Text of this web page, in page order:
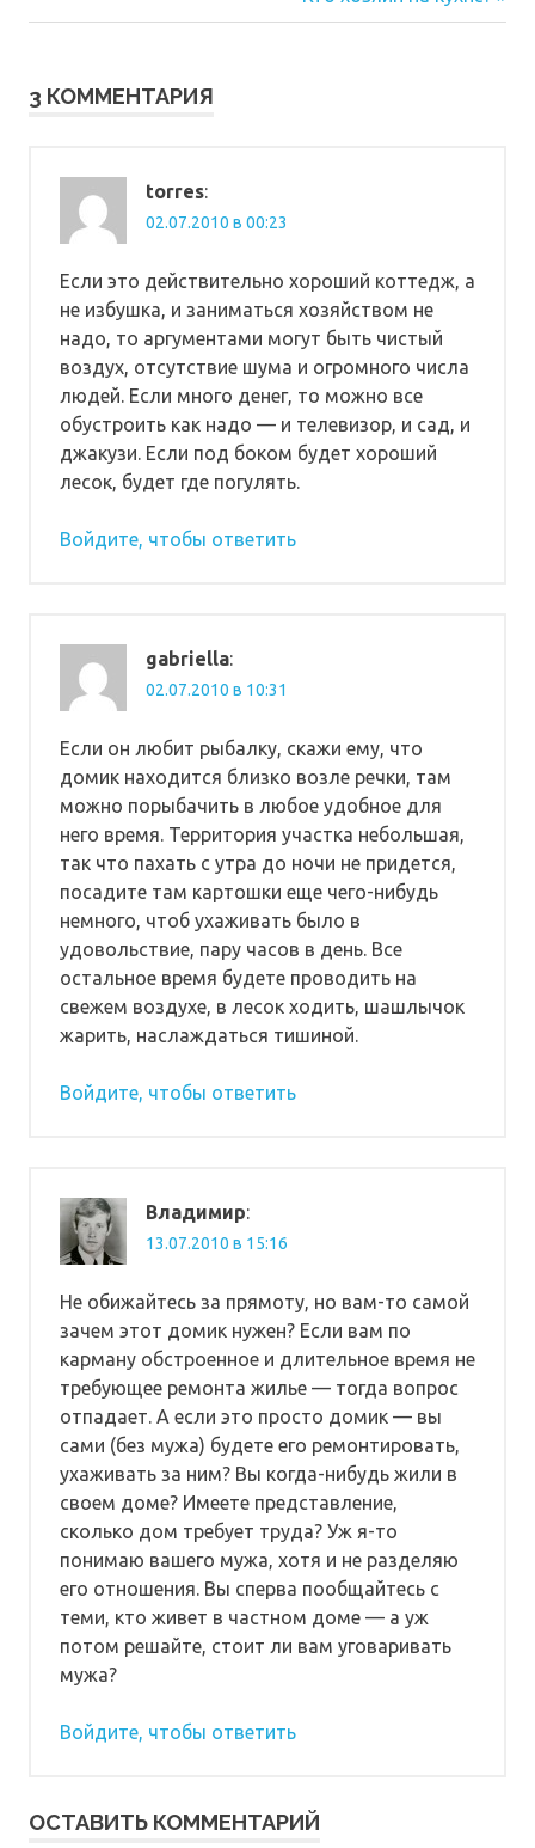
по
запись:
3 КОММЕНТАРИЯ
torres:
02.07.2010 в 00:23
Если это действительно хороший коттедж, а
не избушка, и заниматься хозяйством не
надо, то аргументами могут быть чистый
воздух, отсутствие шума и огромного числа
людей. Если много денег, то можно все
обустроить как надо — и телевизор, и сад, и
джакузи. Если под боком будет хороший
лесок, будет где погулять.
Войдите, чтобы ответить
gabriella:
02.07.2010 в 10:31
Если он любит рыбалку, скажи ему, что
домик находится близко возле речки, там
можно порыбачить в любое удобное для
него время. Территория участка небольшая,
так что пахать с утра до ночи не придется,
посадите там картошки еще чего-нибудь
немного, чтоб ухаживать было в
удовольствие, пару часов в день. Все
остальное время будете проводить на
свежем воздухе, в лесок ходить, шашлычок
жарить, наслаждаться тишиной.
Войдите, чтобы ответить
Владимир:
13.07.2010 в 15:16
Не обижайтесь за прямоту, но вам-то самой
зачем этот домик нужен? Если вам по
карману обстроенное и длительное время не
требующее ремонта жилье — тогда вопрос
отпадает. А если это просто домик — вы
сами (без мужа) будете его ремонтировать,
ухаживать за ним? Вы когда-нибудь жили в
своем доме? Имеете представление,
сколько дом требует труда? Уж я-то
понимаю вашего мужа, хотя и не разделяю
его отношения. Вы сперва пообщайтесь с
теми, кто живет в частном доме — а уж
потом решайте, стоит ли вам уговаривать
мужа?
Войдите, чтобы ответить
ОСТАВИТЬ КОММЕНТАРИЙ